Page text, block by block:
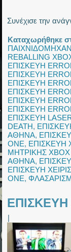
Συνέχισε την
Καταχωρήθηκε
REBALLING
ΕΠΙΣΚΕΥΗ
ΕΠΙΣΚΕΥΗ
ΕΠΙΣΚΕΥΗ
ΕΠΙΣΚΕΥΗ
ΕΠΙΣΚΕΥΗ
ΕΠΙΣΚΕΥΗ
ΕΠΙΣΚΕΥΗ
DEATH,
ΑΘΗΝΑ,
ONE, ΕΠΙΣΚΕΥΗ
ΜΗΤΡΙΚΗΣ XBOX
ΑΘΗΝΑ,
ΕΠΙΣΚΕΥΗ
ONE,
ΕΠΙΣΚΕΥΗ
|